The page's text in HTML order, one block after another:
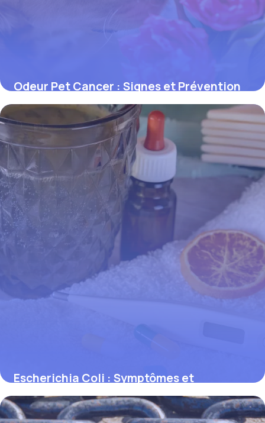
Odeur Pet Cancer : Signes et Prévention
1 juin 2026
Escherichia Coli : Symptômes et
Prévention
31 mai 2026